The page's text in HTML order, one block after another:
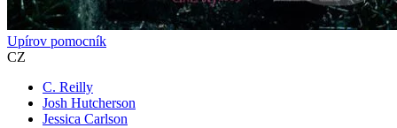
Upírov pomocník
CZ
C. Reilly
Josh Hutcherson
Jessica Carlson